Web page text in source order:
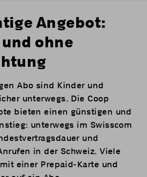
Angebot:
ohne
Abo sind Kinder und
unterwegs. Die Coop
bieten einen günstigen und
unterwegs im Swisscom
und
in der Schweiz. Viele
einer Prepaid-Karte und